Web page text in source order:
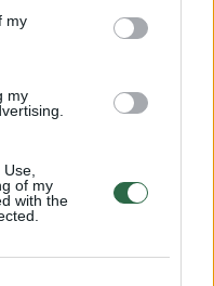
my
my
of my
with the
D.
per 10
1 dvit., 0/1 trit.),